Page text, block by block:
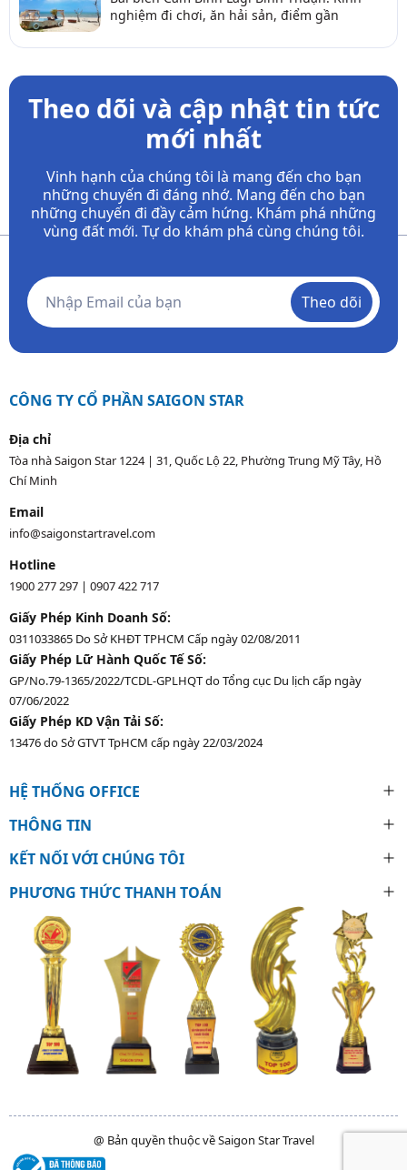
nghiệm đi chơi, ăn hải sản, điểm gần
Theo dõi và cập nhật tin tức
mới nhất
Vinh hạnh của chúng tôi là mang đến cho bạn
những chuyến đi đáng nhớ. Mang đến cho bạn
những chuyến đi đầy cảm hứng. Khám phá những
vùng đất mới. Tự do khám phá cùng chúng tôi.
Theo dõi
CÔNG TY CỔ PHẦN SAIGON STAR
Địa chỉ
Tòa nhà Saigon Star 1224 | 31, Quốc Lộ 22, Phường Trung Mỹ Tây, Hồ
Chí Minh
Email
info@saigonstartravel.com
Hotline
1900 277 297 | 0907 422 717
Giấy Phép Kinh Doanh Số:
0311033865 Do Sở KHĐT TPHCM Cấp ngày 02/08/2011
Giấy Phép Lữ Hành Quốc Tế Số:
GP/No.79-1365/2022/TCDL-GPLHQT do Tổng cục Du lịch cấp ngày
07/06/2022
Giấy Phép KD Vận Tải Số:
13476 do Sở GTVT TpHCM cấp ngày 22/03/2024
HỆ THỐNG OFFICE
THÔNG TIN
KẾT NỐI VỚI CHÚNG TÔI
PHƯƠNG THỨC THANH TOÁN
@ Bản quyền thuộc về Saigon Star Travel